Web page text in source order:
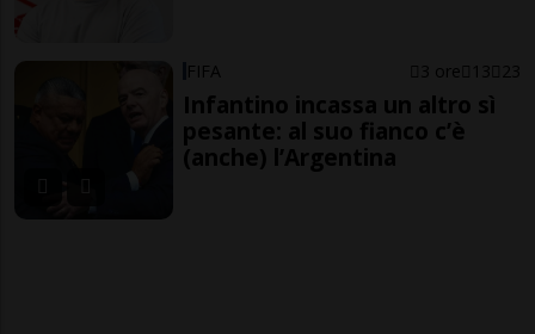
FIFA 3 ore 13 23
Infantino incassa un altro sì
pesante: al suo fianco c’è
(anche) l’Argentina